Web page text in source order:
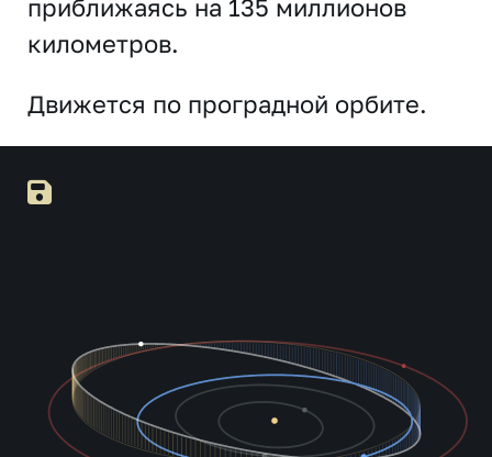
приближаясь на 135 миллионов
километров.
Движется по проградной орбите.